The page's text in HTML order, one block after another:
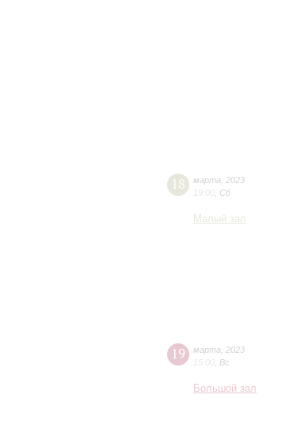
18 марта
2023
19:00 Сб
Малый зал
19 марта
2023
15:00 Вс
Большой зал